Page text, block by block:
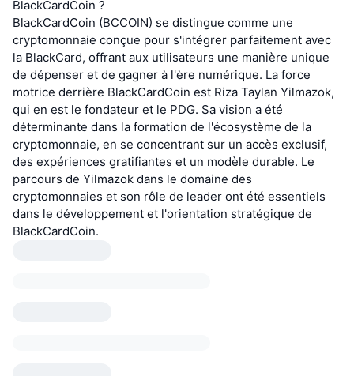
BlackCardCoin ?
BlackCardCoin (BCCOIN) se distingue comme une
cryptomonnaie conçue pour s'intégrer parfaitement avec
la BlackCard, offrant aux utilisateurs une manière unique
de dépenser et de gagner à l'ère numérique. La force
motrice derrière BlackCardCoin est Riza Taylan Yilmazok,
qui en est le fondateur et le PDG. Sa vision a été
déterminante dans la formation de l'écosystème de la
cryptomonnaie, en se concentrant sur un accès exclusif,
des expériences gratifiantes et un modèle durable. Le
parcours de Yilmazok dans le domaine des
cryptomonnaies et son rôle de leader ont été essentiels
dans le développement et l'orientation stratégique de
BlackCardCoin.